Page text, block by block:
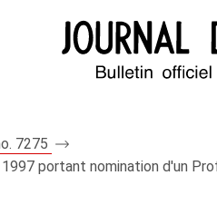
7275
1997 portant nomination d'un